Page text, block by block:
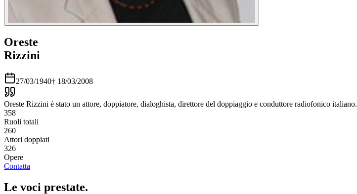
Oreste
Rizzini
27/03/1940† 18/03/2008
Oreste Rizzini è stato un attore, doppiatore, dialoghista, direttore del doppiaggio e conduttore radiofonico italiano.
358
Ruoli totali
260
Attori doppiati
326
Opere
Contatta
Le voci prestate.